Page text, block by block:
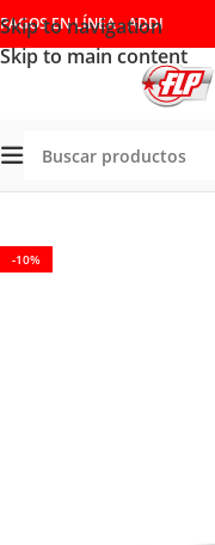
Skip to navigation
Skip to main content
PAGOS EN LÍNEA - ADDI
Tienda/HERRAMIENTAS
-10%